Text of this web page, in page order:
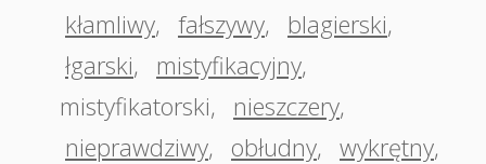
kłamliwy, fałszywy, blagierski,
łgarski, mistyfikacyjny,
mistyfikatorski, nieszczery,
nieprawdziwy, obłudny, wykrętny,